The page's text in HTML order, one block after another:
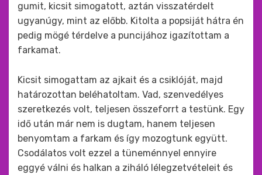
gumit, kicsit simogatott, aztán visszatérdelt
ugyanúgy, mint az előbb. Kitolta a popsiját hátra én
pedig mögé térdelve a puncijához igazítottam a
farkamat.
Kicsit simogattam az ajkait és a csiklóját, majd
határozottan beléhatoltam. Vad, szenvedélyes
szeretkezés volt, teljesen összeforrt a testünk. Egy
idő után már nem is dugtam, hanem teljesen
benyomtam a farkam és így mozogtunk együtt.
Csodálatos volt ezzel a tüneménnyel ennyire
eggyé válni és halkan a ziháló lélegzetvételeit és